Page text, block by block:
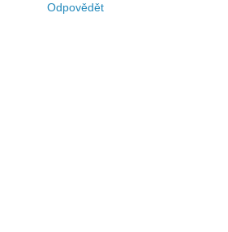
Odpovědět